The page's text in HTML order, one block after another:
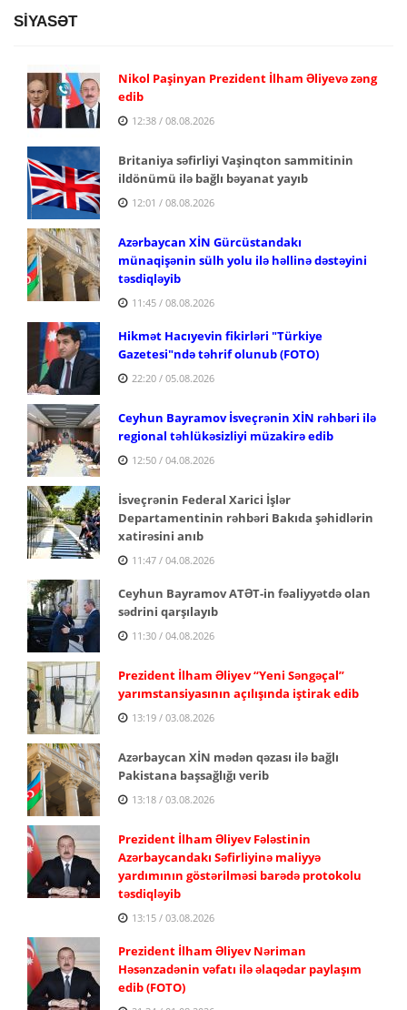
SİYASƏT
Nikol Paşinyan Prezident İlham Əliyevə zəng
edib
12:38 / 08.08.2026
Britaniya səfirliyi Vaşinqton sammitinin
ildönümü ilə bağlı bəyanat yayıb
12:01 / 08.08.2026
Azərbaycan XİN Gürcüstandakı
münaqişənin sülh yolu ilə həllinə dəstəyini
təsdiqləyib
11:45 / 08.08.2026
Hikmət Hacıyevin fikirləri "Türkiye
Gazetesi"ndə təhrif olunub (FOTO)
22:20 / 05.08.2026
Ceyhun Bayramov İsveçrənin XİN rəhbəri ilə
regional təhlükəsizliyi müzakirə edib
12:50 / 04.08.2026
İsveçrənin Federal Xarici İşlər
Departamentinin rəhbəri Bakıda şəhidlərin
xatirəsini anıb
11:47 / 04.08.2026
Ceyhun Bayramov ATƏT-in fəaliyyətdə olan
sədrini qarşılayıb
11:30 / 04.08.2026
Prezident İlham Əliyev “Yeni Səngəçal”
yarımstansiyasının açılışında iştirak edib
13:19 / 03.08.2026
Azərbaycan XİN mədən qəzası ilə bağlı
Pakistana başsağlığı verib
13:18 / 03.08.2026
Prezident İlham Əliyev Fələstinin
Azərbaycandakı Səfirliyinə maliyyə
yardımının göstərilməsi barədə protokolu
təsdiqləyib
13:15 / 03.08.2026
Prezident İlham Əliyev Nəriman
Həsənzadənin vəfatı ilə əlaqədar paylaşım
edib (FOTO)